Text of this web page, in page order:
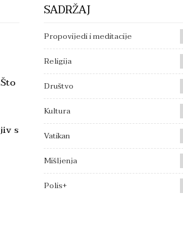
s
SADRŽAJ
Propovijedi i meditacije
Religija
Društvo
Kultura
Vatikan
Mišljenja
Polis+